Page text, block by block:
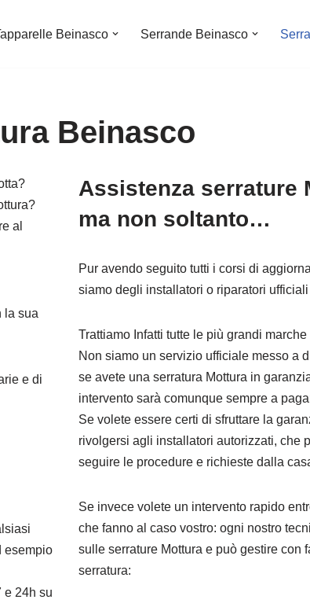
Beinasco Serrande Beinasco
Beinasco
al
la sua
e di
esempio
e 24h su
Assistenza serrature
ma non soltanto…
Pur avendo seguito tutti i corsi di
siamo degli installatori o riparatori ufficiali
Trattiamo Infatti tutte le più grandi
Non siamo un servizio ufficiale messo a
se avete una serratura Mottura in
intervento sarà comunque sempre a
Se volete essere certi di sfruttare la
rivolgersi agli installatori autorizzati, che
seguire le procedure e richieste dalla
Se invece volete un intervento rapido
che fanno al caso vostro: ogni nostro
sulle serrature Mottura e può gestire con
serratura: